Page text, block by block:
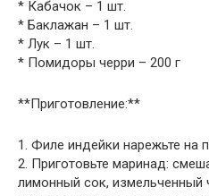
* Кабачок – 1 шт.
* Баклажан – 1 шт.
* Лук – 1 шт.
* Помидоры черри – 200 г
**Приготовление:**
1. Филе индейки нарежьте на
2. Приготовьте маринад:
лимонный сок, измельченный